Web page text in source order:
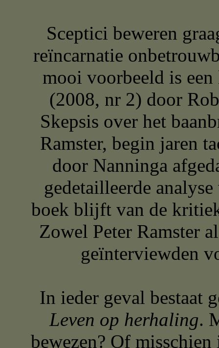
Sceptici beweren
reïncarnatie
mooi voorbeeld is
(2008, nr 2) door
Skepsis over het
Ramster, begin jaren
door Nanninga
gedetailleerde
boek blijft van de
Zowel Peter Ramster
geïnterviewden
In ieder geval bestaat
Leven op herhaling.
bewezen? Of